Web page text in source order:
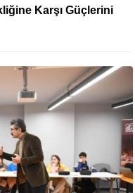
Karşı Güçlerini